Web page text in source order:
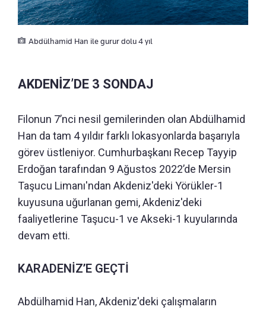
Abdülhamid Han ile gurur dolu 4 yıl
AKDENİZ’DE 3 SONDAJ
Filonun 7’nci nesil gemilerinden olan Abdülhamid
Han da tam 4 yıldır farklı lokasyonlarda başarıyla
görev üstleniyor. Cumhurbaşkanı Recep Tayyip
Erdoğan tarafından 9 Ağustos 2022’de Mersin
Taşucu Limanı'ndan Akdeniz'deki Yörükler-1
kuyusuna uğurlanan gemi, Akdeniz'deki
faaliyetlerine Taşucu-1 ve Akseki-1 kuyularında
devam etti.
KARADENİZ’E GEÇTİ
Abdülhamid Han, Akdeniz'deki çalışmaların